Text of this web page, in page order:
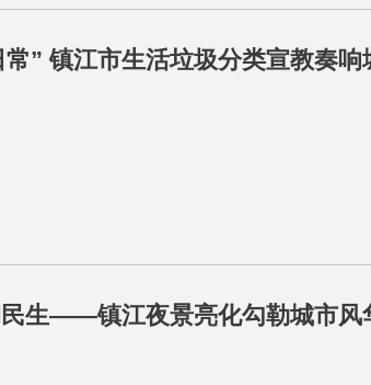
” 镇江市生活垃圾分类宣教奏
生——镇江夜景亮化勾勒城市风